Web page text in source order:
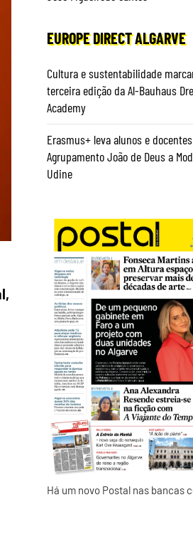
EUROPE DIRECT ALGARVE
Cultura e sustentabilidade
terceira edição da Al-Bauhaus
Academy
Erasmus+ leva alunos e
Agrupamento João de Deus a
Udine
Há um novo Postal nas bancas